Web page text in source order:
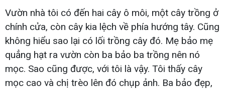
Vườn nhà tôi có đến hai cây ô môi, một cây trồng ở
chính cửa, còn cây kia lệch về phía hướng tây. Cũng
không hiểu sao lại có lối trồng cây đó. Mẹ bảo mẹ
quẳng hạt ra vườn còn ba bảo ba trồng nên nó
mọc. Sao cũng được, với tôi là vậy. Tôi thấy cây
mọc cao và chị trèo lên đó chụp ảnh. Ba bảo đẹp,